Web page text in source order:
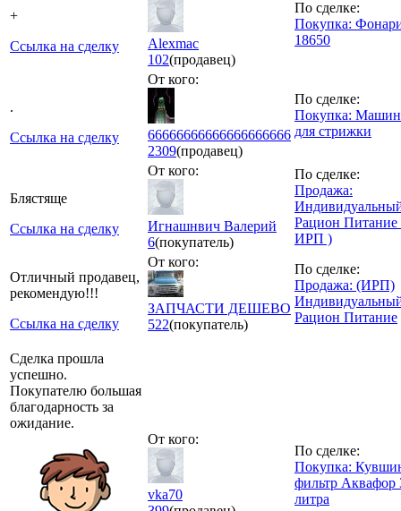
+
Ссылка на сделку
Alexmac
102(продавец)
По сделке:
Покупка:
18650
.
Ссылка на сделку
От кого:
66666666666666666666
2309(продавец)
По сделке:
Покупка:
для стрижки
Блястяще
Ссылка на сделку
От кого:
Игнашнвич Валерий
6(покупатель)
По сделке:
Продажа:
Рацион Питание
ИРП )
Отличный продавец,
рекомендую!!!
Ссылка на сделку
От кого:
ЗАПЧАСТИ ДЕШЕВО
522(покупатель)
По сделке:
Продажа: (ИРП)
Рацион Питание
Сделка прошла
успешно.
Покупателю большая
благодарность за
ожидание.
От кого:
vka70
По сделке:
Покупка:
фильтр Аквафор
литра